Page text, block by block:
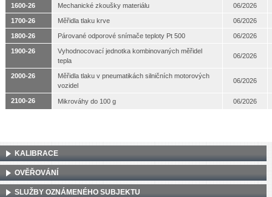
1600-26 Mechanické zkoušky materiálu 06/2026
1700-26 Měřidla tlaku krve 06/2026
1800-26 Párované odporové snímače teploty Pt 500 06/2026
1900-26
Vyhodnocovací jednotka kombinovaných měřidel
tepla
06/2026
2000-26
Měřidla tlaku v pneumatikách silničních motorových
vozidel
06/2026
2100-26 Mikrováhy do 100 g 06/2026
KALIBRACE
OVĚŘOVÁNÍ
SLUŽBY OZNÁMENÉHO SUBJEKTU